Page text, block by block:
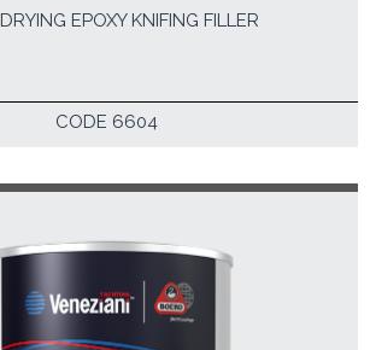
EPOXY KNIFING FILLER
CODE 6604